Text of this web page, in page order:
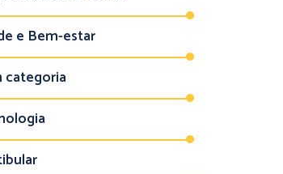
e Bem-estar
categoria